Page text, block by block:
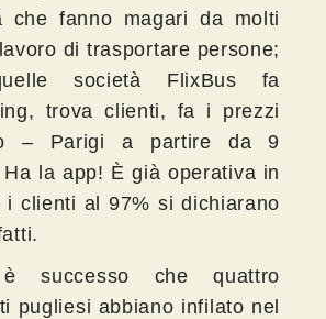
che fanno magari da molti
di trasportare persone;
società FlixBus fa
trova clienti, fa i prezzi
– Parigi a partire da 9
la app! È già operativa in
i clienti al 97% si dichiarano
successo che quattro
pugliesi abbiano infilato nel